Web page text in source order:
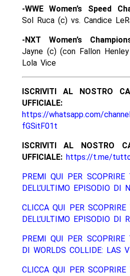
-WWE Women’s Speed
Sol Ruca (c) vs. Candice
-NXT Women’s
Jayne (c) (con Fallon
Lola Vice
ISCRIVITI AL NOSTRO
UFFICIALE:
https://whatsapp.com/
fGSitF01t
ISCRIVITI AL NOSTRO
UFFICIALE: https://t.me/
PREMI QUI PER
DELL’ULTIMO EPISODIO DI
CLICCA QUI PER
DELL’ULTIMO EPISODIO DI
PREMI QUI PER
DI WORLDS COLLIDE: LAS
CLICCA QUI PER